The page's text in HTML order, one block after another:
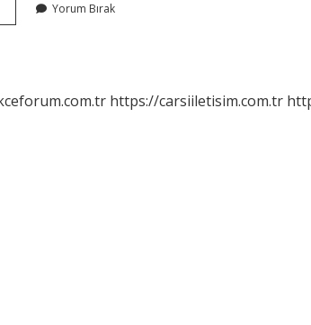
Yorum Bırak
https://carsiiletisim.com.tr